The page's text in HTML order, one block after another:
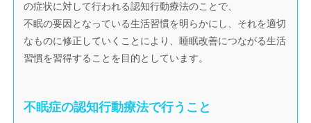
の症状に対して行われる認知行動療法のことで、
不眠の要因となっている生活習慣を明らかにし、それを適切
なものに修正していくことにより、睡眠改善につながる生活
習慣を習得することを目的としています。
不眠症の認知行動療法で行うこと